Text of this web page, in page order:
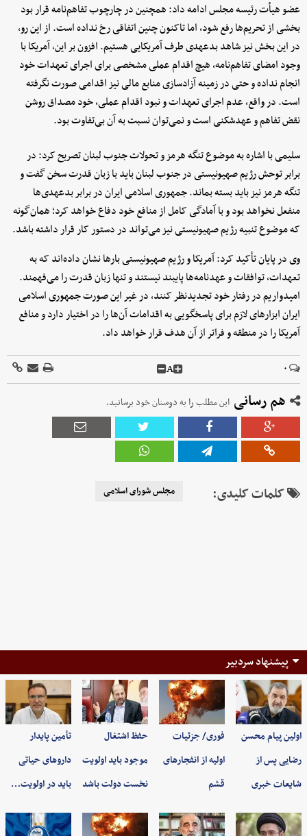
عضو هیأت رئیسه مجلس ادامه داد: همچنین در چارچوب تفاهم‌نامه قرار بود
بخشی از تحریم‌ها رفع شود، اما تاکنون چنین اتفاقی رخ نداده است. از این رو،
در این بخش نیز شاهد بدعهدی طرف آمریکایی هستیم. افزون بر این، آمریکا با
وجود امضای تفاهم‌نامه، هیچ اقدام عملی مشخصی برای اجرای تعهدات خود
انجام نداده و حتی در زمینه آزادسازی منابع مالی نیز اقدامی صورت نگرفته
است. در واقع، عدم اجرای تعهدات و نبود اقدام عملی، خود مصداق روشن
نقض تفاهم و عهدشکنی است و نمی‌توان نسبت به آن بی‌تفاوت بود.
سلیمی با اشاره به موضوع تنگه هرمز و تحولات جنوب لبنان تصریح کرد: در
برابر توحش رژیم صهیونیستی در جنوب لبنان باید با زبان قدرت سخن گفت و
تنگه هرمز نیز باید بسته بماند. جمهوری اسلامی ایران در برابر بدعهدی‌ها
منفعل نخواهد بود و با آمادگی کامل از منافع خود دفاع خواهد کرد؛ همان‌گونه
که موضوع تنبیه رژیم صهیونیستی نیز می‌تواند در دستور کار قرار داشته باشد.
وی در پایان تأکید کرد: آمریکا و رژیم صهیونیستی بارها نشان داده‌اند که به
تعهدات، توافقات و عهدنامه‌ها پایبند نیستند و تنها زبان قدرت را می‌فهمند.
امیدواریم در رفتار خود تجدیدنظر کنند، در غیر این صورت جمهوری اسلامی
ایران ابزارهای لازم برای پاسخگویی به اقدامات آن‌ها را در اختیار دارد و منافع
آمریکا را در منطقه و فراتر از آن هدف قرار خواهد داد.
۰ A
هم رسانی این مطلب را به دوستان خود برسانید.
کلمات کلیدی: مجلس شورای اسلامی
پیشنهاد سردبیر
اولین پیام محسن
رضایی پس از
شایعات خبری
فوری/ جزئیات
اولیه از انفجارهای
قشم
حفظ اشتغال
موجود باید اولویت
نخست دولت باشد
تأمین پایدار
داروهای حیاتی
باید در اولویت…